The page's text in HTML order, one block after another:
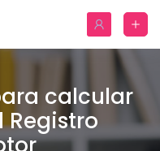
calcular
Registro